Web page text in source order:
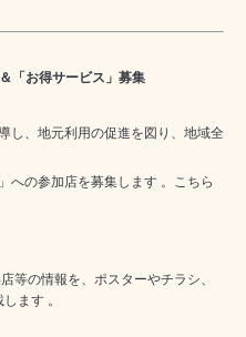
「お得サービス」募集
し、地元利用の促進を図り、地域全
への参加店を募集します 。こちら
の情報を、ポスターやチラシ、
ます 。